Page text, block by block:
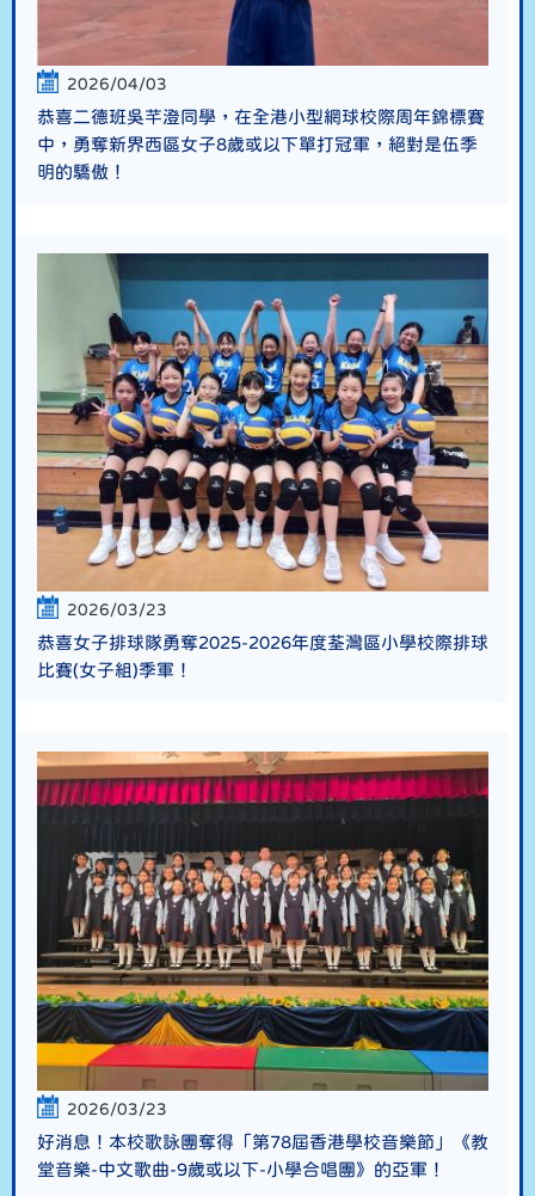
2026/04/03
恭喜二德班吳芊澄同學，在全港小型網球校際周年錦標賽
中，勇奪新界西區女子8歲或以下單打冠軍，絕對是伍季
明的驕傲！
2026/03/23
恭喜女子排球隊勇奪2025-2026年度荃灣區小學校際排球
比賽(女子組)季軍！
2026/03/23
好消息！本校歌詠團奪得「第78屆香港學校音樂節」《教
堂音樂-中文歌曲-9歲或以下-小學合唱團》的亞軍！